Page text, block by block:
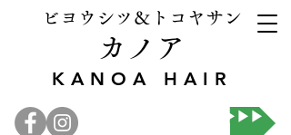
ビヨウシツ＆トコヤサン
カノア
KANOA HAIR
オンライン予約▶▶▶